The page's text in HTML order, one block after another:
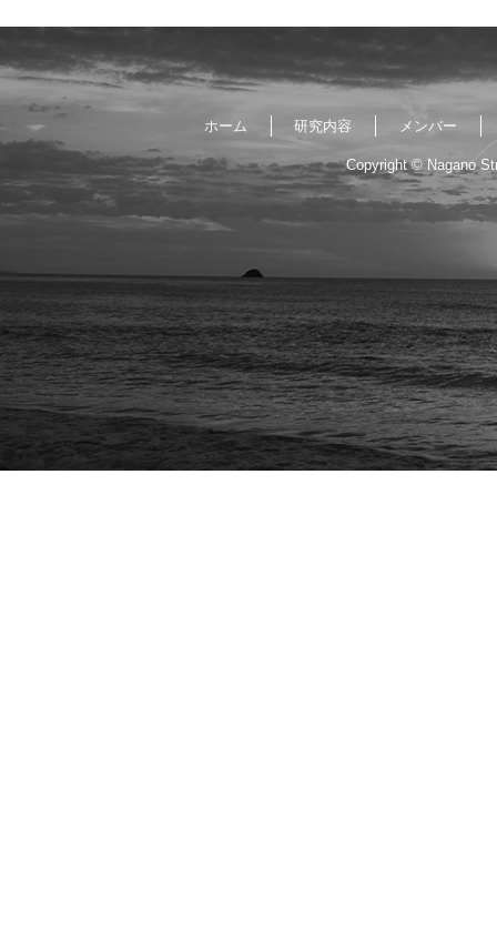
ホーム 研究内容 メンバー
Copyright © Nagano